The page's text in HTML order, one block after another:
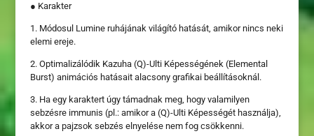
● Karakter
1. Módosul Lumine ruhájának világító hatását, amikor nincs neki
elemi ereje.
2. Optimalizálódik Kazuha (Q)-Ulti Képességének (Elemental
Burst) animációs hatásait alacsony grafikai beállításoknál.
3. Ha egy karaktert úgy támadnak meg, hogy valamilyen
sebzésre immunis (pl.: amikor a (Q)-Ulti Képességét használja),
akkor a pajzsok sebzés elnyelése nem fog csökkenni.